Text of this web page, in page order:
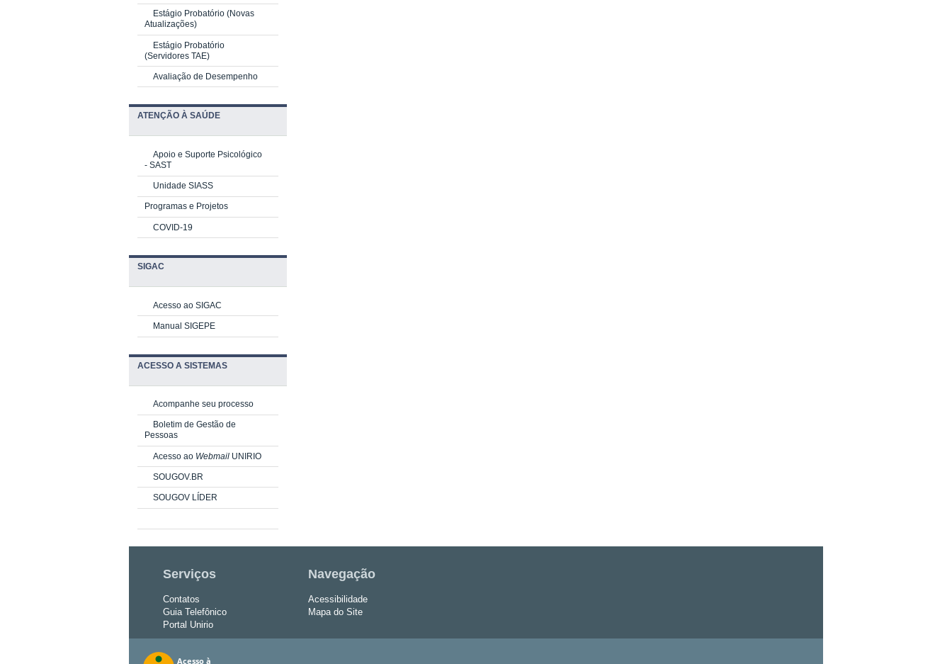
Estágio Probatório (Novas
Atualizações)
Estágio Probatório
(Servidores TAE)
Avaliação de Desempenho
ATENÇÃO À SAÚDE
Apoio e Suporte Psicológico
- SAST
Unidade SIASS
Programas e Projetos
COVID-19
SIGAC
Acesso ao SIGAC
Manual SIGEPE
ACESSO A SISTEMAS
Acompanhe seu processo
Boletim de Gestão de
Pessoas
Acesso ao Webmail UNIRIO
SOUGOV.BR
SOUGOV LÍDER
Serviços
Contatos
Guia Telefônico
Portal Unirio
Navegação
Acessibilidade
Mapa do Site